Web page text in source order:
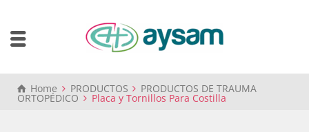
Home PRODUCTOS PRODUCTOS DE TRAUMA
ORTOPÉDICO Placa y Tornillos Para Costilla